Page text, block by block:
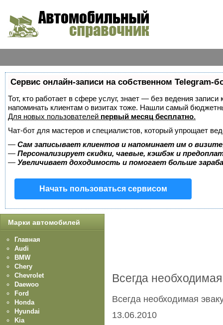
Сервис онлайн-записи на собственном Telegram-
Тот, кто работает в сфере услуг, знает — без ведения
напоминать клиентам о визитах тоже. Нашли самый
Для новых пользователей первый месяц бесплатно.
Чат-бот для мастеров и специалистов, который упрощает
— Сам записывает клиентов и напоминает им о
— Персонализирует скидки, чаевые, кэшбэк и
— Увеличивает доходимость и помогает больше
Начать пользоваться сервисом
Всегда
Всегда необходимая
13.06.2010
Марки автомобилей
Главная
Audi
BMW
Chery
Chevrolet
Daewoo
Ford
Honda
Hyundai
Kia